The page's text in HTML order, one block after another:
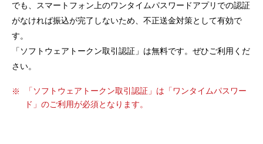
機能・サービス
セキュリティ
使い方
でも、スマートフォン上のワンタイムパスワードアプリでの認証
がなければ振込が完了しないため、不正送金対策として有効で
す。
「ソフトウェアトークン取引認証」は無料です。ぜひご利用くだ
さい。
「ソフトウェアトークン取引認証」は「ワンタイムパスワー
ド」のご利用が必須となります。